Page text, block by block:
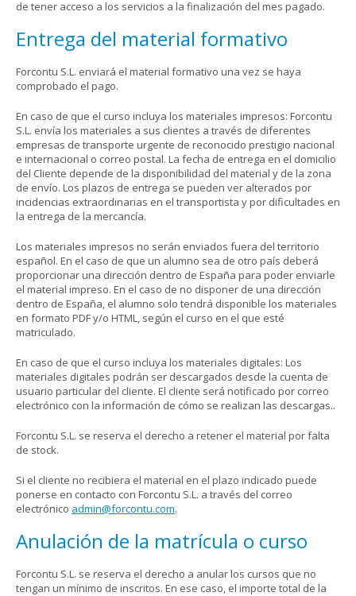
de tener acceso a los servicios a la finalización del mes pagado.
Entrega del material formativo
Forcontu S.L. enviará el material formativo una vez se haya
comprobado el pago.
En caso de que el curso incluya los materiales impresos: Forcontu
S.L. envía los materiales a sus clientes a través de diferentes
empresas de transporte urgente de reconocido prestigio nacional
e internacional o correo postal. La fecha de entrega en el domicilio
del Cliente depende de la disponibilidad del material y de la zona
de envío. Los plazos de entrega se pueden ver alterados por
incidencias extraordinarias en el transportista y por dificultades en
la entrega de la mercancía.
Los materiales impresos no serán enviados fuera del territorio
español. En el caso de que un alumno sea de otro país deberá
proporcionar una dirección dentro de España para poder enviarle
el material impreso. En el caso de no disponer de una dirección
dentro de España, el alumno solo tendrá disponible los materiales
en formato PDF y/o HTML, según el curso en el que esté
matriculado.
En caso de que el curso incluya los materiales digitales: Los
materiales digitales podrán ser descargados desde la cuenta de
usuario particular del cliente. El cliente será notificado por correo
electrónico con la información de cómo se realizan las descargas..
Forcontu S.L. se reserva el derecho a retener el material por falta
de stock.
Si el cliente no recibiera el material en el plazo indicado puede
ponerse en contacto con Forcontu S.L. a través del correo
electrónico admin@forcontu.com.
Anulación de la matrícula o curso
Forcontu S.L. se reserva el derecho a anular los cursos que no
tengan un mínimo de inscritos. En ese caso, el importe total de la